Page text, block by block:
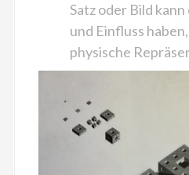
Satz oder Bild
und Einfluss
physische